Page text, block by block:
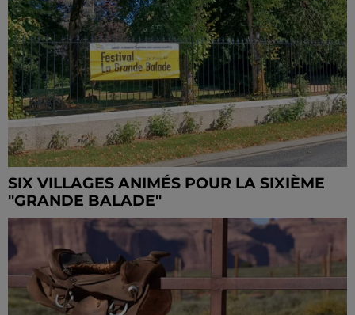
SIX VILLAGES ANIMÉS POUR LA SIXIÈME
"GRANDE BALADE"